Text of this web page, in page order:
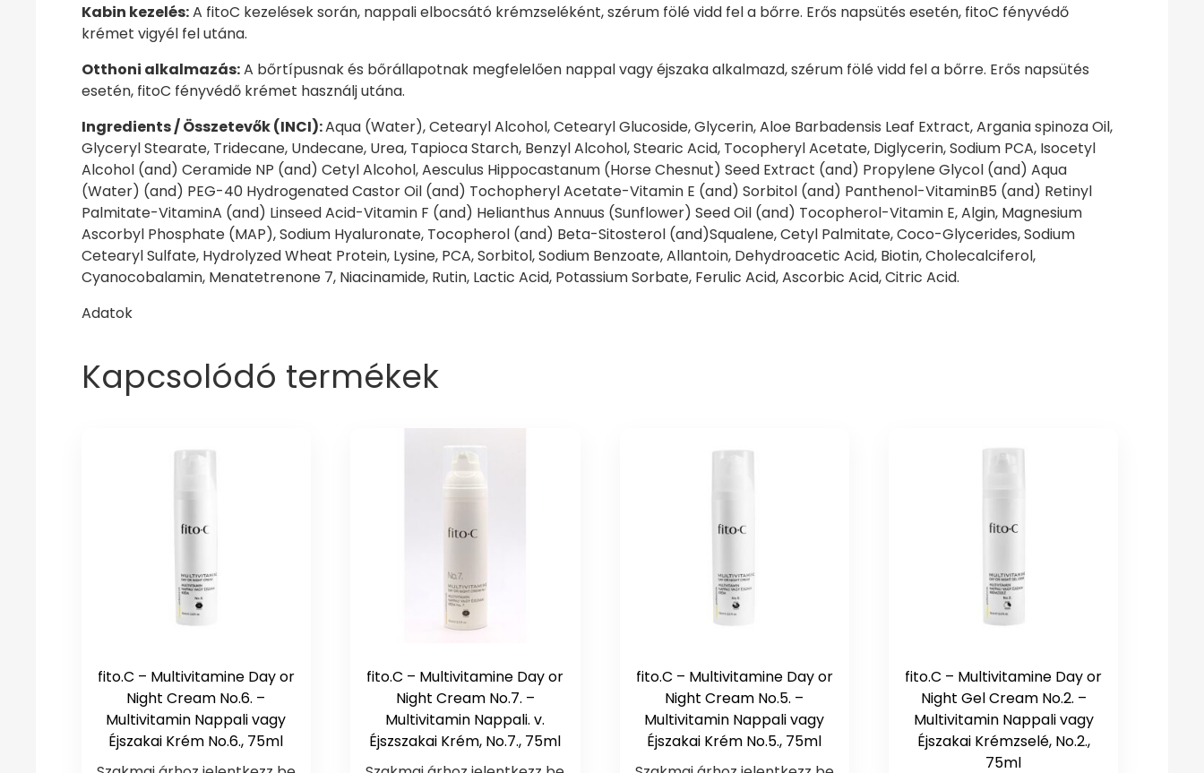
Kabin kezelés:A fitoC kezelések során, nappali elbocsátó krémzseléként, szérum fölé vidd fel a bőrre. Erős napsütés esetén, fitoC fényvédő
krémet vigyél fel utána.
Otthoni alkalmazás:A bőrtípusnak és bőrállapotnak megfelelően nappal vagy éjszaka alkalmazd, szérum fölé vidd fel a bőrre. Erős napsütés
esetén, fitoC fényvédő krémet használj utána.
Ingredients / Összetevők (INCI):Aqua (Water), Cetearyl Alcohol, Cetearyl Glucoside, Glycerin, Aloe Barbadensis Leaf Extract, Argania spinoza Oil,
Glyceryl Stearate, Tridecane, Undecane, Urea, Tapioca Starch, Benzyl Alcohol, Stearic Acid, Tocopheryl Acetate, Diglycerin, Sodium PCA, Isocetyl
Alcohol (and) Ceramide NP (and) Cetyl Alcohol, Aesculus Hippocastanum (Horse Chesnut) Seed Extract (and) Propylene Glycol (and) Aqua
(Water) (and) PEG-40 Hydrogenated Castor Oil (and) Tochopheryl Acetate-Vitamin E (and) Sorbitol (and) Panthenol-VitaminB5 (and) Retinyl
Palmitate-VitaminA (and) Linseed Acid-Vitamin F (and) Helianthus Annuus (Sunflower) Seed Oil (and) Tocopherol-Vitamin E, Algin, Magnesium
Ascorbyl Phosphate (MAP), Sodium Hyaluronate, Tocopherol (and) Beta-Sitosterol (and)Squalene, Cetyl Palmitate, Coco-Glycerides, Sodium
Cetearyl Sulfate, Hydrolyzed Wheat Protein, Lysine, PCA, Sorbitol, Sodium Benzoate, Allantoin, Dehydroacetic Acid, Biotin, Cholecalciferol,
Cyanocobalamin, Menatetrenone 7, Niacinamide, Rutin, Lactic Acid, Potassium Sorbate, Ferulic Acid, Ascorbic Acid, Citric Acid.
Adatok
Kapcsolódó termékek
fito.C – Multivitamine Day or
Night Cream No.6. –
Multivitamin Nappali vagy
Éjszakai Krém No.6., 75ml
fito.C – Multivitamine Day or
Night Cream No.7. –
Multivitamin Nappali. v.
Éjszszakai Krém, No.7., 75ml
fito.C – Multivitamine Day or
Night Cream No.5. –
Multivitamin Nappali vagy
Éjszakai Krém No.5., 75ml
fito.C – Multivitamine Day or
Night Gel Cream No.2. –
Multivitamin Nappali vagy
Éjszakai Krémzselé, No.2.,
75ml